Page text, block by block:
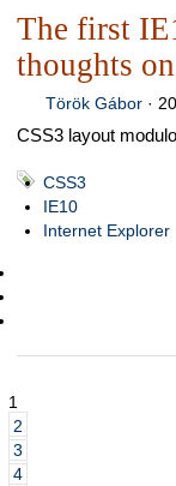
The first
thoughts
Török Gábor·
CSS3 layout
CSS3
IE10
Internet Explorer
1
2
3
4